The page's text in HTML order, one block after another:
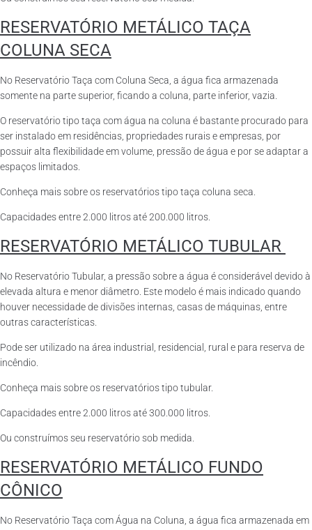
RESERVATÓRIO METÁLICO TAÇA
COLUNA SECA
No Reservatório Taça com Coluna Seca, a água fica armazenada
somente na parte superior, ficando a coluna, parte inferior, vazia.
O reservatório tipo taça com água na coluna é bastante procurado para
ser instalado em residências, propriedades rurais e empresas, por
possuir alta flexibilidade em volume, pressão de água e por se adaptar a
espaços limitados.
Conheça mais sobre os reservatórios tipo taça coluna seca.
Capacidades entre 2.000 litros até 200.000 litros.
RESERVATÓRIO METÁLICO TUBULAR
No Reservatório Tubular, a pressão sobre a água é considerável devido à
elevada altura e menor diâmetro. Este modelo é mais indicado quando
houver necessidade de divisões internas, casas de máquinas, entre
outras características.
Pode ser utilizado na área industrial, residencial, rural e para reserva de
incêndio.
Conheça mais sobre os reservatórios tipo tubular.
Capacidades entre 2.000 litros até 300.000 litros.
Ou construímos seu reservatório sob medida.
RESERVATÓRIO METÁLICO FUNDO
CÔNICO
No Reservatório Taça com Água na Coluna, a água fica armazenada em